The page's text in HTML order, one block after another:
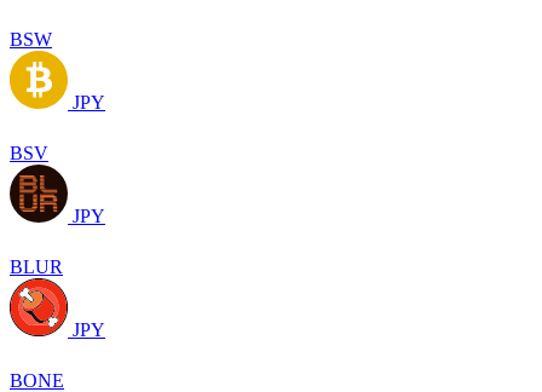
BSW
JPY
BSV
JPY
BLUR
JPY
BONE